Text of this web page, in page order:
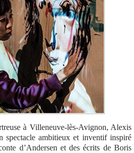
à Villeneuve-lès-Avignon, Alexis
ambitieux et inventif inspiré
d’Andersen et des écrits de Boris